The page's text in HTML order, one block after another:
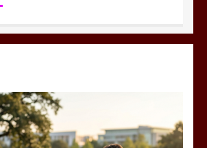
Giochi di attivazione mentale – il
piatto gioco liv.2 trixie
4 minuti